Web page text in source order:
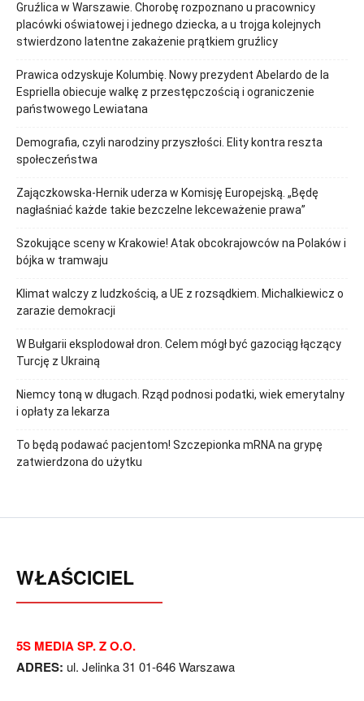
Gruźlica w Warszawie. Chorobę rozpoznano u pracownicy
placówki oświatowej i jednego dziecka, a u trojga kolejnych
stwierdzono latentne zakażenie prątkiem gruźlicy
Prawica odzyskuje Kolumbię. Nowy prezydent Abelardo de la
Espriella obiecuje walkę z przestępczością i ograniczenie
państwowego Lewiatana
Demografia, czyli narodziny przyszłości. Elity kontra reszta
społeczeństwa
Zajączkowska-Hernik uderza w Komisję Europejską. „Będę
nagłaśniać każde takie bezczelne lekceważenie prawa”
Szokujące sceny w Krakowie! Atak obcokrajowców na Polaków i
bójka w tramwaju
Klimat walczy z ludzkością, a UE z rozsądkiem. Michalkiewicz o
zarazie demokracji
W Bułgarii eksplodował dron. Celem mógł być gazociąg łączący
Turcję z Ukrainą
Niemcy toną w długach. Rząd podnosi podatki, wiek emerytalny
i opłaty za lekarza
To będą podawać pacjentom! Szczepionka mRNA na grypę
zatwierdzona do użytku
WŁAŚCICIEL
5S MEDIA SP. Z O.O.
ADRES: ul. Jelinka 31 01-646 Warszawa